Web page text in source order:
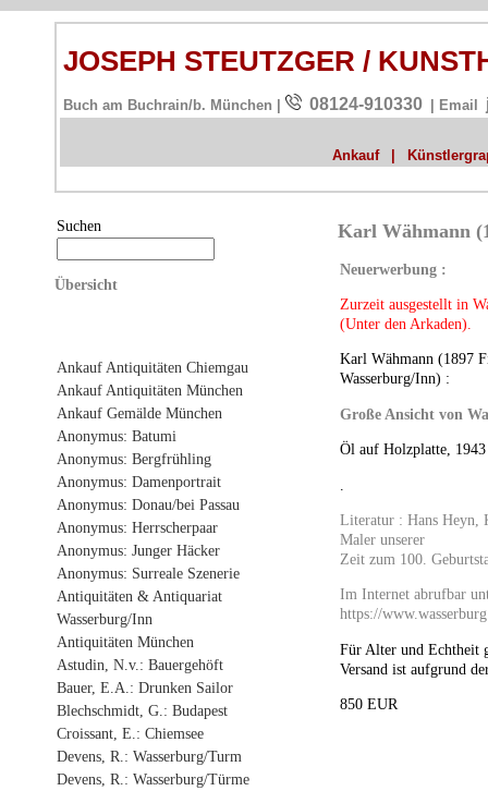
JOSEPH STEUTZGER /
Buch am Buchrain/b. München | 08124-910330 | Email
Ankauf
Suchen
Übersicht
Ankauf Antiquitäten Chiemgau
Ankauf Antiquitäten München
Ankauf Gemälde München
Anonymus: Batumi
Anonymus: Bergfrühling
Anonymus: Damenportrait
Anonymus: Donau/bei Passau
Anonymus: Herrscherpaar
Anonymus: Junger Häcker
Anonymus: Surreale Szenerie
Antiquitäten & Antiquariat
Wasserburg/Inn
Antiquitäten München
Astudin, N.v.: Bauergehöft
Bauer, E.A.: Drunken Sailor
Blechschmidt, G.: Budapest
Croissant, E.: Chiemsee
Devens, R.: Wasserburg/Turm
Devens, R.: Wasserburg/Türme
Karl Wähmann
Neuerwerbung :
Zurzeit ausgestellt in
(Unter den Arkaden).
Karl Wähmann (1897
Wasserburg/Inn) :
Große Ansicht von
Öl auf Holzplatte, 1943
Literatur : Hans Heyn,
Maler unserer
Zeit zum 100.
Im Internet abrufbar
https://
Für Alter und Echtheit
Versand ist aufgrund
850 EUR